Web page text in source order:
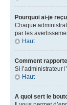
Pourquoi ai-je
Chaque
par les
Haut
Comment
Si l’administrateur
Haut
A quoi sert le